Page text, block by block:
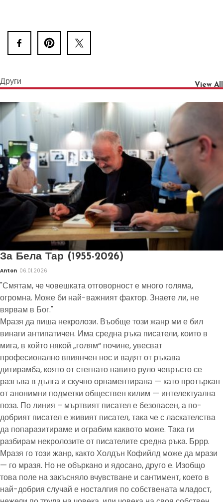
Други View All
За Бела Тар (1955-2026)
Anton 06.01.2026
"Смятам, че човешката отговорност е много голяма,
огромна. Може би най-важният фактор. Знаете ли, не
вярвам в Бог."
Мразя да пиша некролози. Въобще този жанр ми е бил
винаги антипатичен. Има средна ръка писатели, които в
мига, в който някой „голям“ почине, увесват
професионално впиянчен нос и вадят от ръкава
дитирамба, която от стегнато навито руло чевръсто се
разгъва в дълга и скучно орнаментирана — като протъркан
от анонимни подметки обществен килим — интелектуална
поза. По линия – мъртвият писател е безопасен, а по-
добрият писател е живият писател, така че с ласкателства
да попаразитираме и ограбим каквото може. Така ги
разбирам некролозите от писателите средна ръка. Бррр.
Мразя го този жанр, както Холдън Кофийлд може да мрази
— го мразя. Но не объркано и ядосано, друго е. Изобщо
това поле на закъсняло вчувстване и сантимент, което в
най-добрия случай е носталгия по собствената младост,